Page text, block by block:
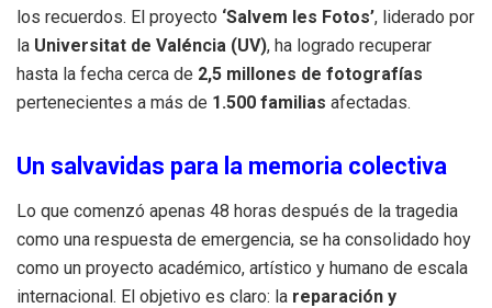
los recuerdos. El proyecto ‘Salvem les Fotos’, liderado por
la Universitat de Valéncia (UV), ha logrado recuperar
hasta la fecha cerca de 2,5 millones de fotografías
pertenecientes a más de 1.500 familias afectadas.
Un salvavidas para la memoria colectiva
Lo que comenzó apenas 48 horas después de la tragedia
como una respuesta de emergencia, se ha consolidado hoy
como un proyecto académico, artístico y humano de escala
internacional. El objetivo es claro: la reparación y